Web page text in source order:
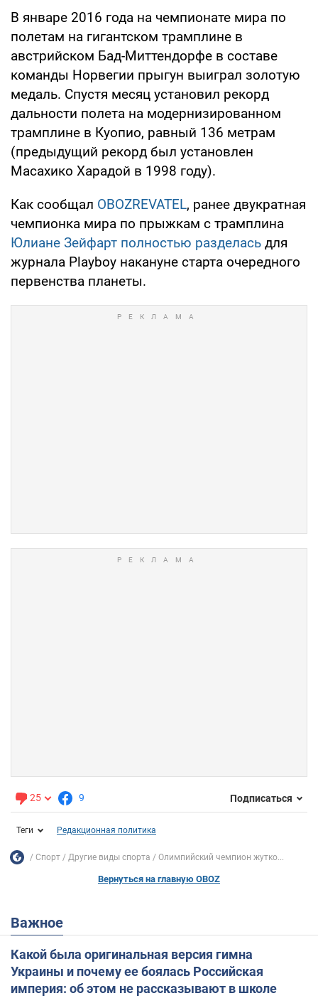
В январе 2016 года на чемпионате мира по
полетам на гигантском трамплине в
австрийском Бад-Миттендорфе в составе
команды Норвегии прыгун выиграл золотую
медаль. Спустя месяц установил рекорд
дальности полета на модернизированном
трамплине в Куопио, равный 136 метрам
(предыдущий рекорд был установлен
Масахико Харадой в 1998 году).
Как сообщал OBOZREVATEL, ранее двукратная
чемпионка мира по прыжкам с трамплина
Юлиане Зейфарт полностью разделась для
журнала Playboy накануне старта очередного
первенства планеты.
25 9 Подписаться
Теги Редакционная политика
Спорт Другие виды спорта Олимпийский чемпион жутко...
Вернуться на главную OBOZ
Важное
Какой была оригинальная версия гимна
Украины и почему ее боялась Российская
империя: об этом не рассказывают в школе